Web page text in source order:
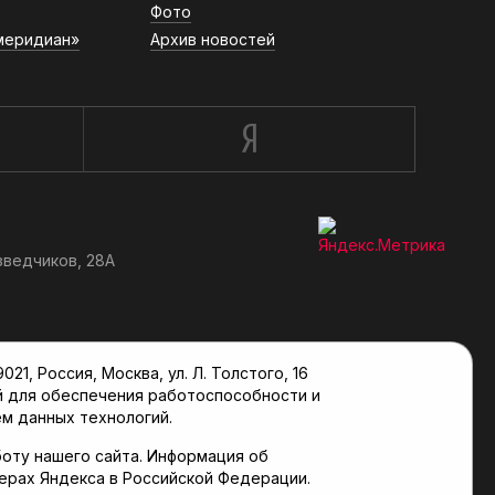
Фото
Архив новостей
28А
Россия, Москва, ул. Л. Толстого, 16
обеспечения работоспособности и
данных технологий.
нашего сайта. Информация об
Яндекса в Российской Федерации.